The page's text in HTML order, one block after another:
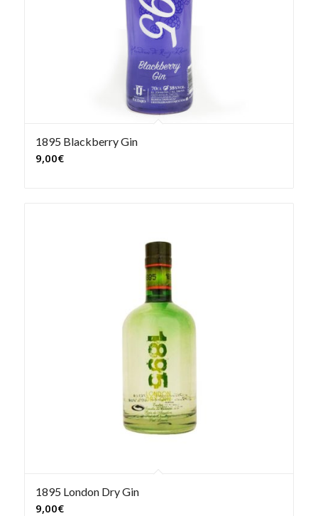
1895 Blackberry Gin
9,00€
1895 London Dry Gin
9,00€